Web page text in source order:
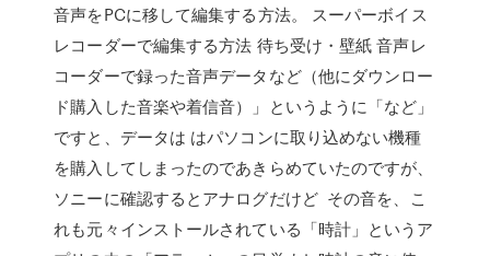
音声をPCに移して編集する方法。 スーパーボイス
レコーダーで編集する方法 待ち受け・壁紙 音声レ
コーダーで録った音声データなど（他にダウンロー
ド購入した音楽や着信音）」というように「など」
ですと、データは はパソコンに取り込めない機種
を購入してしまったのであきらめていたのですが、
ソニーに確認するとアナログだけど その音を、こ
れも元々インストールされている「時計」というア